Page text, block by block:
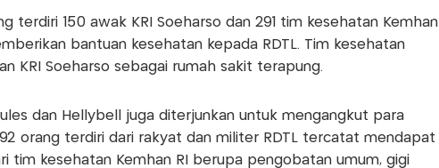
terdiri 150 awak KRI Soeharso dan 291 tim kesehatan Kemhan
bantuan kesehatan kepada RDTL. Tim kesehatan
KRI Soeharso sebagai rumah sakit terapung.
dan Hellybell juga diterjunkan untuk mengangkut para
orang terdiri dari rakyat dan militer RDTL tercatat mendapat
tim kesehatan Kemhan RI berupa pengobatan umum, gigi